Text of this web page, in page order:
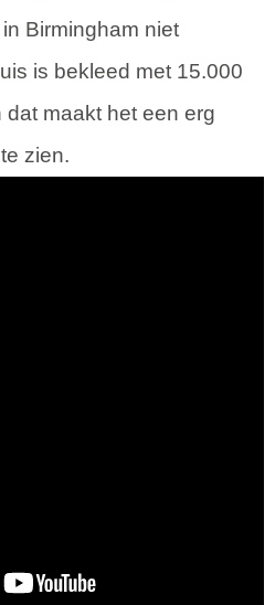
in Birmingham niet
is bekleed met 15.000
maakt het een erg
zien.